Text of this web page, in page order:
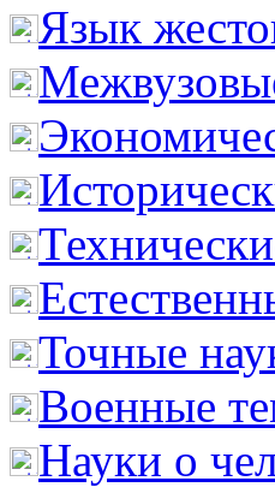
Язык
Точные
Военные
Науки о